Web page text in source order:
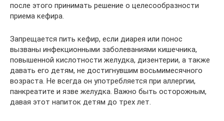
после этого принимать решение о целесообразности
приема кефира.
Запрещается пить кефир, если диарея или понос
вызваны инфекционными заболеваниями кишечника,
повышенной кислотности желудка, дизентерии, а также
давать его детям, не достигнувшим восьмимесячного
возраста. Не всегда он употребляется при аллергии,
панкреатите и язве желудка. Важно быть осторожным,
давая этот напиток детям до трех лет.